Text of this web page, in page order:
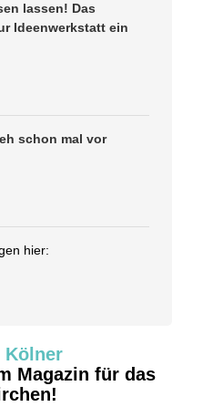
lassen! Das
Ideenwerkstatt ein
schon mal vor
hier:
Kölner
Magazin für das